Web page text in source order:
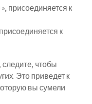
присоединяется к
к
чтобы
Это приведет к
вы сумели